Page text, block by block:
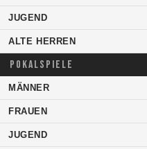
JUGEND
ALTE HERREN
POKALSPIELE
MÄNNER
FRAUEN
JUGEND